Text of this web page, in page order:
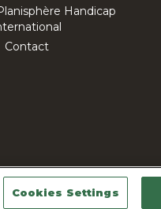
Handicap
Contact
nous
Cookies Settings